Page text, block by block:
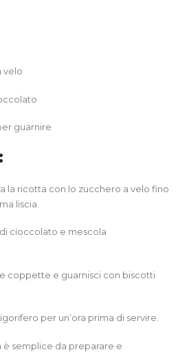
velo
guarnire
la ricotta con lo zucchero a velo fino
liscia.
cioccolato e mescola
coppette e guarnisci con biscotti
per un’ora prima di servire.
semplice da preparare e